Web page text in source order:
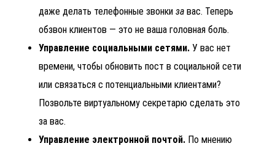
даже делать телефонные звонкиза вас. Теперь
обзвон клиентов — это не ваша головная боль.
Управление социальными сетями. У вас нет
времени, чтобы обновить пост в социальной сети
или связаться с потенциальными клиентами?
Позвольте виртуальному секретарю сделать это
за вас.
Управление электронной почтой. По мнению